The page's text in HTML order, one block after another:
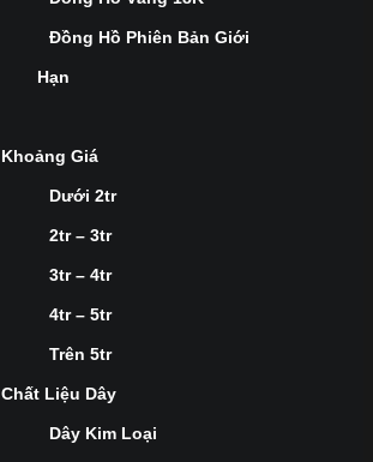
Đồng Hồ Phiên Bản Giới
Hạn
Khoảng Giá
Dưới 2tr
2tr – 3tr
3tr – 4tr
4tr – 5tr
Trên 5tr
Chất Liệu Dây
Dây Kim Loại